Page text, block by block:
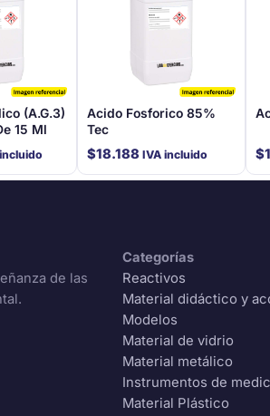
(A.G.3)
15 Ml
Acido Fosforico 85%
Tec
$18.188 IVA incluido $
de las
Categorías
Reactivos
Material didáctico y
Modelos
Material de vidrio
Material metálico
Instrumentos de
Material Plástico